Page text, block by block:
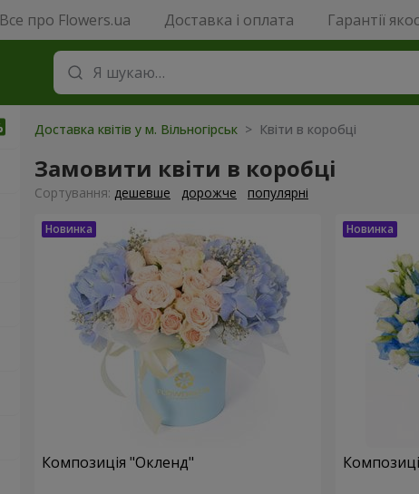
Все про Flowers.ua Доставка і оплата Гарантії
Доставка квітів у м. Вільногірськ > Квіти в коробці
Замовити квіти в коробці
Сортування: дешевше дорожче популярні
Композиція "Окленд"